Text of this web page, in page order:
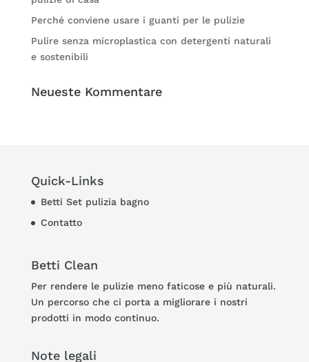
Perché conviene usare i guanti per le pulizie
Pulire senza microplastica con detergenti naturali
e sostenibili
Neueste Kommentare
Quick-Links
Betti Set pulizia bagno
Contatto
Betti Clean
Per rendere le pulizie meno faticose e più naturali.
Un percorso che ci porta a migliorare i nostri
prodotti in modo continuo.
Note legali